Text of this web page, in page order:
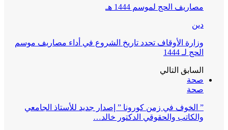
مصاريف الحج لموسم 1444 هـ
دين
وزارة الأوقاف تحدد تاريخ الشروع في أداء مصاريف موسم
الحج لـ 1444
السابق التالي
صحة
صحة
” الخوف في زمن كورونا ” إصدار جديد للأستاذ الجامعي
والكاتب والحقوقي الدكتور خالد…